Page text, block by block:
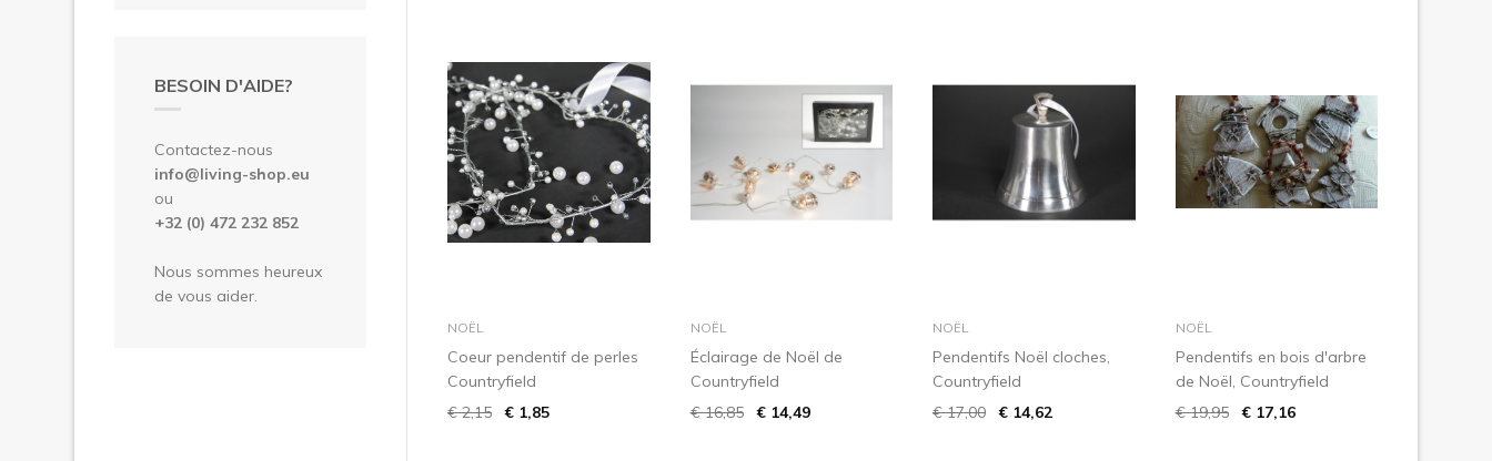
BESOIN D'AIDE?
Contactez-nous
info@living-shop.eu
ou
+32 (0) 472 232 852
Nous sommes heureux
de vous aider.
NOËL
Coeur pendentif de perles
Countryfield
€ 2,15
€ 1,85
NOËL
Éclairage de Noël de
Countryfield
€ 16,85
€ 14,49
NOËL
Pendentifs Noël cloches,
Countryfield
€ 17,00
€ 14,62
NOËL
Pendentifs en bois d'arbre
de Noël, Countryfield
€ 19,95
€ 17,16